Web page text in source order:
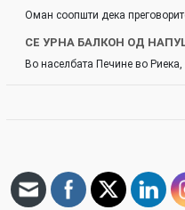
Оман соопшти дека
СЕ УРНА БАЛКОН ОД
Во населбата Печине во Риека,